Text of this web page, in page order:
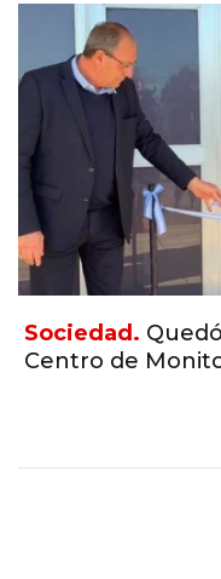
Sociedad.
Centro de